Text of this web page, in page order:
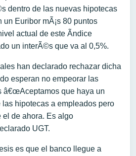
dentro de las nuevas hipotecas
Euribor mÃ¡s 80 puntos
actual de este Ã­ndice
un interÃ©s que va al 0,5%.
han declarado rechazar dicha
esperan no empeorar las
â€œAceptamos que haya un
hipotecas a empleados pero
el de ahora. Es algo
UGT.
es que el banco llegue a